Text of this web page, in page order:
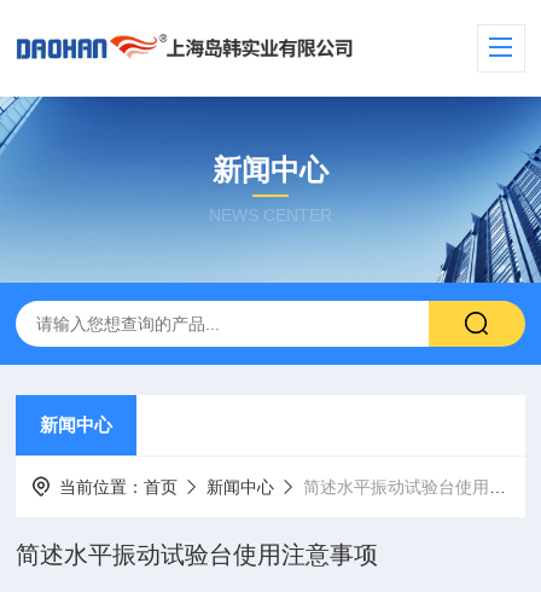
新闻中心
NEWS CENTER
新闻中心
当前位置：首页 新闻中心 简述水平振动试验台使用注意事项
简述水平振动试验台使用注意事项